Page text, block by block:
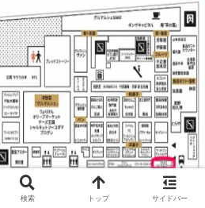
検索 トップ サイドバー